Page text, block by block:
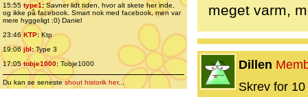
15:55 type1:Savner lidt tiden, hvor alt skete her inde,
og ikke på facebook. Smart nok med facebook, men var
mere hyggeligt ;0) Daniel
23:46 KTP:Ktp
19:06jbl:Type 3
17:05tobje1000: Tobje1000
Du kan se senesteshout historik her...
meget varm,
Dillen
Skrev for